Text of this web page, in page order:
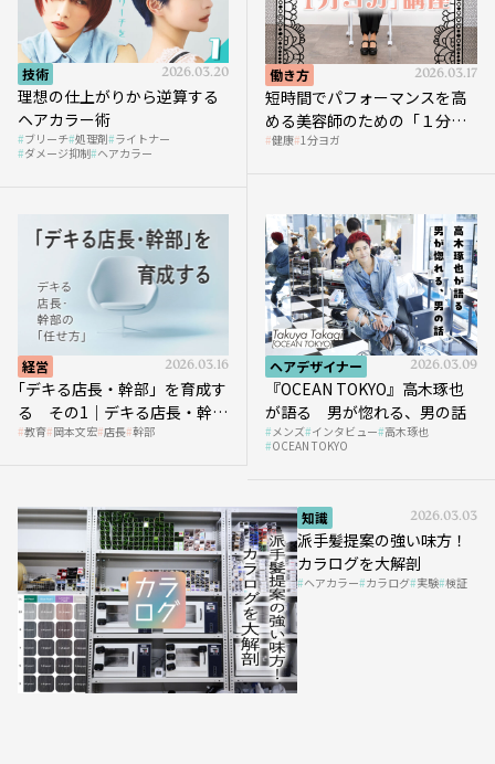
技術 2026.03.20
理想の仕上がりから逆算する
ヘアカラー術
ブリーチ 処理剤 ライトナー
ダメージ抑制 ヘアカラー
働き方 2026.03.17
短時間でパフォーマンスを高
める美容師のための「１分ヨ
ガ」講座｜実践編
健康 1分ヨガ
経営 2026.03.16
｢デキる店長・幹部」を育成す
る その1｜デキる店長・幹部
の「任せ方」
教育 岡本文宏 店長 幹部
ヘアデザイナー 2026.03.09
『OCEAN TOKYO』高木琢也
が語る 男が惚れる、男の話
メンズ インタビュー 高木琢也
OCEAN TOKYO
知識 2026.03.03
派手髪提案の強い味方！
カラログを大解剖
ヘアカラー カラログ 実験 検証